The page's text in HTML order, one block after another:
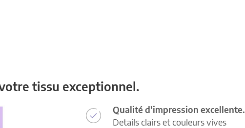
tissu exceptionnel.
Qualité d’impression excellente.
Details clairs et couleurs vives